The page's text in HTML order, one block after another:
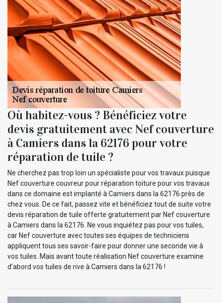
Où habitez-vous ? Bénéficiez votre
devis gratuitement avec Nef couverture
à Camiers dans la 62176 pour votre
réparation de tuile ?
Ne cherchez pas trop loin un spécialiste pour vos travaux puisque
Nef couverture couvreur pour réparation toiture pour vos travaux
dans ce domaine est implanté à Camiers dans la 62176 près de
chez vous. De ce fait, passez vite et bénéficiez tout de suite votre
devis réparation de tuile offerte gratuitement par Nef couverture
à Camiers dans la 62176. Ne vous inquiétez pas pour vos tuiles,
car Nef couverture avec toutes ses équipes de techniciens
appliquent tous ses savoir-faire pour donner une seconde vie à
vos tuiles. Mais avant toute réalisation Nef couverture examine
d’abord vos tuiles de rive à Camiers dans la 62176 !